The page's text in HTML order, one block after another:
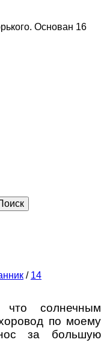
Основан 16
/ 14
солнечным
по моему
за большую